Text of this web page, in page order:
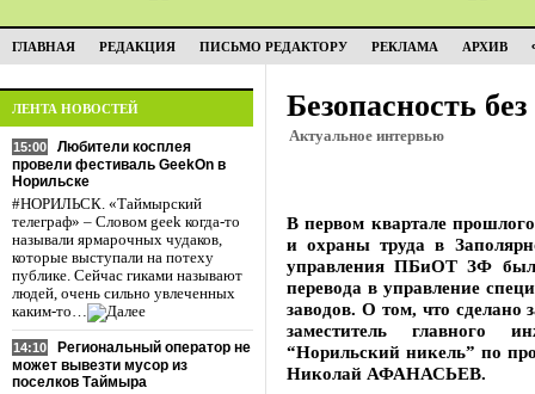
ГЛАВНАЯ РЕДАКЦИЯ ПИСЬМО РЕДАКТОРУ РЕКЛАМА АРХИВ
ЛЕНТА НОВОСТЕЙ
15:00
Любители косплея
провели фестиваль GeekOn в
Норильске
#НОРИЛЬСК. «Таймырский
телеграф» – Словом geek когда-то
называли ярмарочных чудаков,
которые выступали на потеху
публике. Сейчас гиками называют
людей, очень сильно увлеченных
каким-то…
14:10
Региональный оператор не
может вывезти мусор из
поселков Таймыра
Безопасность
Актуальное интервью
В первом квартале
и охраны труда в
управления ПБиОТ ЗФ был
перевода в управление
заводов. О том, что сделано
заместитель главного
“Норильский никель” по
Николай АФАНАСЬЕВ.